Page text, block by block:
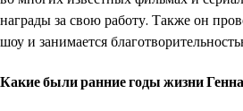
награды за свою работу. Также он
шоу и занимается
Какие были ранние годы жизни